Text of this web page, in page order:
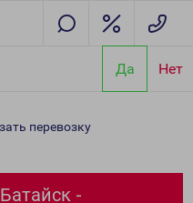
Да Нет
перевозку
-